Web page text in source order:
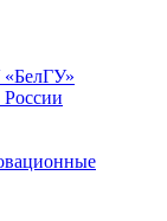
«БелГУ»
России